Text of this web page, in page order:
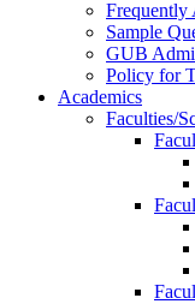
Frequently
Sample
GUB
Policy for
Academics
Faculties/